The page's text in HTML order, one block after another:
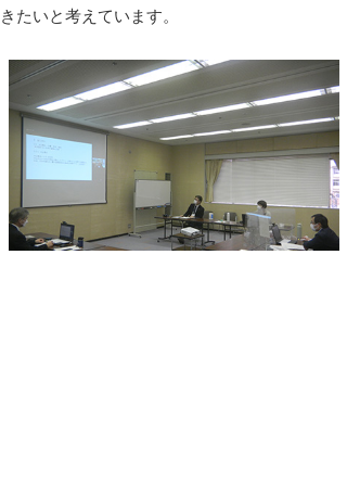
きたいと考えています。